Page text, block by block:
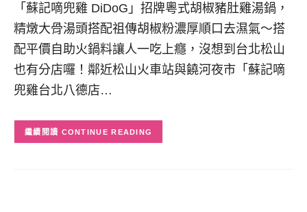
「蘇記嘀兜雞 DiDoG」招牌粵式胡椒豬肚雞湯鍋，
精燉大骨湯頭搭配祖傳胡椒粉濃厚順口去濕氣～搭
配平價自助火鍋料讓人一吃上癮，沒想到台北松山
也有分店囉！鄰近松山火車站與饒河夜市「蘇記嘀
兜雞台北八德店…
CONTINUE READING